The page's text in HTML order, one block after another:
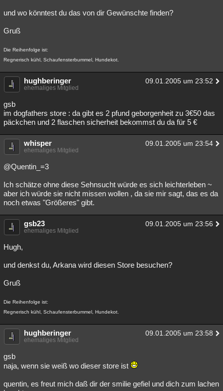
und wo könntest du das von dir Gewünschte finden?
Gruß
Die Reihenfolge ist:
Regnerisch kühl, Schaufensterbummel, Hundekot.
hughberinger 09.01.2005 um 23:52
ehemaliges Mitglied
gsb
im dogfathers store : da gibt es 2 pfund geborgenheit zu 3€50 das
päckchen und 2 flaschen sicherheit bekommst du da für 5 €
whisper 09.01.2005 um 23:54
ehemaliges Mitglied
@Quentin_=3
Ich schätze ohne diese Sehnsucht würde es sich leichterleben ~
aber ich würde sie nicht missen wollen , da sie mir sagt, das es da
noch etwas "Größeres" gibt.
gsb23 09.01.2005 um 23:56
ehemaliges Mitglied
Hugh,
und denkst du, Arkana wird diesen Store besuchen?
Gruß
Die Reihenfolge ist:
Regnerisch kühl, Schaufensterbummel, Hundekot.
hughberinger 09.01.2005 um 23:58
ehemaliges Mitglied
gsb
naja, wenn sie weiß wo dieser store ist
quentin, es freut mich daß dir der smilie gefiel und dich zum lachen